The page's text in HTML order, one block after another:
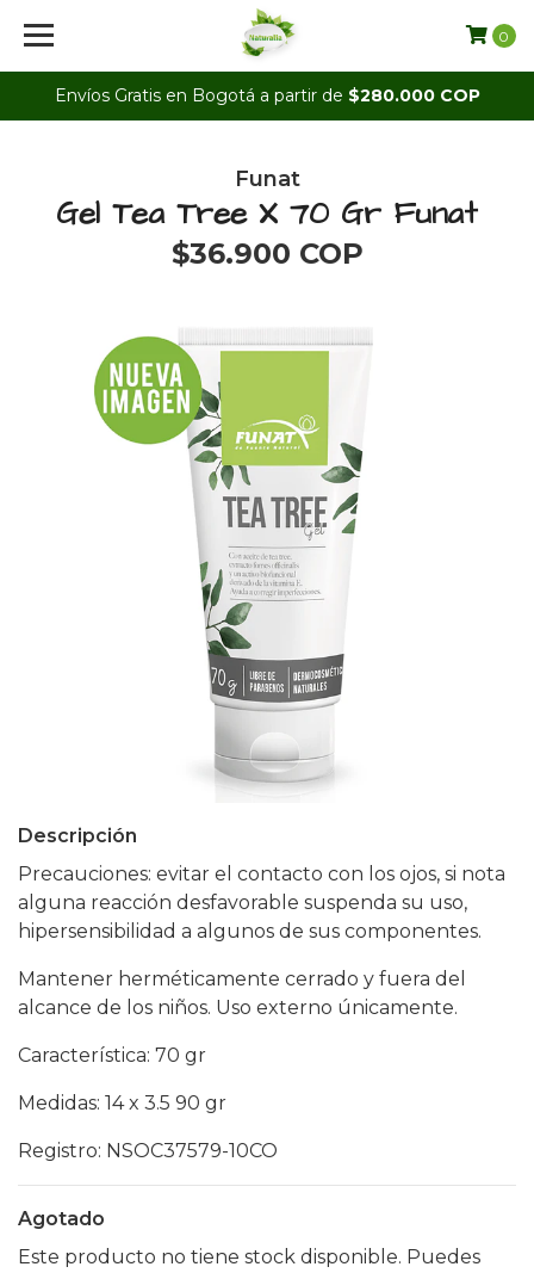
Envíos Gratis en Bogotá a partir de $280.000 COP
0
Funat
Gel Tea Tree X 70 Gr Funat
$36.900 COP
Descripción
Precauciones: evitar el contacto con los ojos, si nota
alguna reacción desfavorable suspenda su uso,
hipersensibilidad a algunos de sus componentes.
Mantener herméticamente cerrado y fuera del
alcance de los niños. Uso externo únicamente.
Característica: 70 gr
Medidas: 14 x 3.5 90 gr
Registro: NSOC37579-10CO
Agotado
Este producto no tiene stock disponible. Puedes